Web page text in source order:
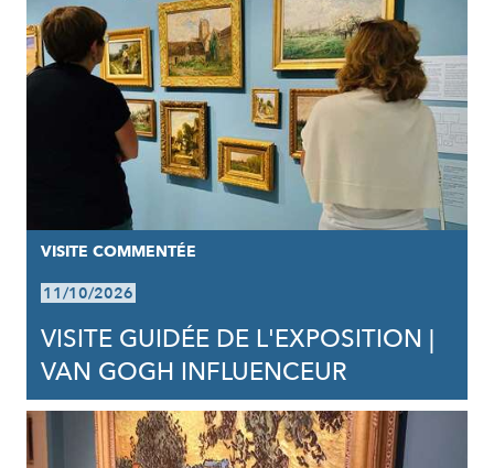
VISITE COMMENTÉE
11/10/2026
VISITE GUIDÉE DE L'EXPOSITION |
VAN GOGH INFLUENCEUR